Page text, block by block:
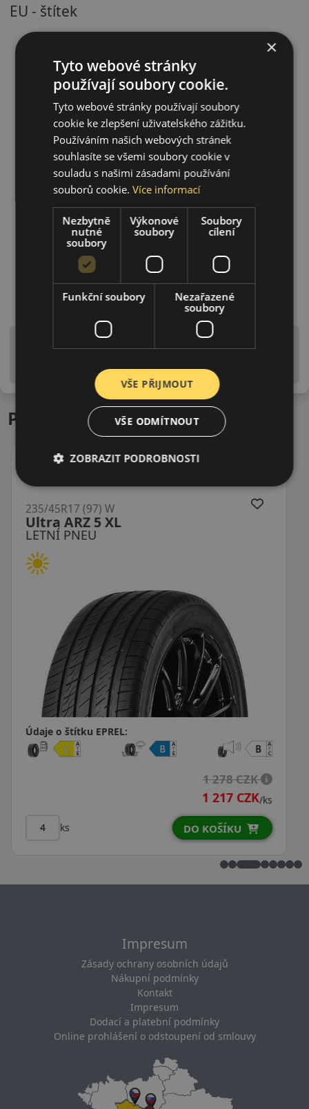
EU - štítek
Upozornění! Hodnoty na štítku jsou pouze
is EU štítky ve smyslu dosud platné (předchozí) legislativy.
Podobné produkty
LETNÍ PNEU
ZE310 XL DOT22
235/45R17 (97) W
Údaje o štítku EPREL:
1 269
DO KOŠÍKU
Impresum
Zásady ochrany osobních údajů
Nákupní podmínky
Kontakt
Impresum
Dodací a platební podmínky
Online prohlášení o odstoupení od smlouvy
×
Tyto webové stránky
používají soubory cookie.
Tyto webové stránky používají soubory
cookie ke zlepšení uživatelského zážitku.
Používáním našich webových stránek
souhlasíte se všemi soubory cookie v
souladu s našimi zásadami používání
souborů cookie.Více informací
Nezbytně
nutné
soubory
Výkonové
soubory
Soubory
cílení
Funkční soubory
Nezařazené
soubory
VŠE PŘIJMOUT
VŠE ODMÍTNOUT
ZOBRAZIT PODROBNOSTI